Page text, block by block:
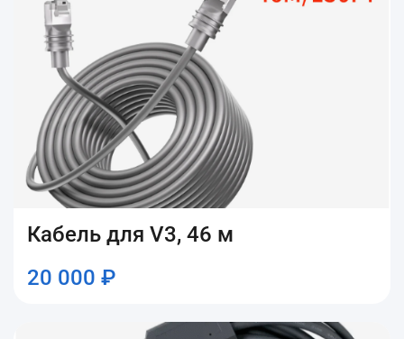
Кабель для V3, 46 м
20 000 ₽